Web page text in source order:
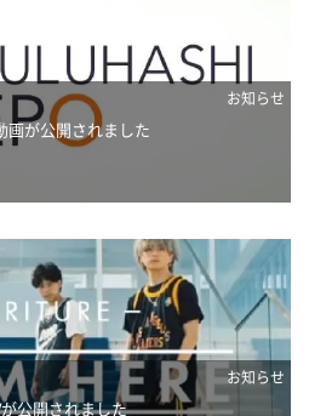
お知らせ
画が公開されました
お知らせ
公開されました